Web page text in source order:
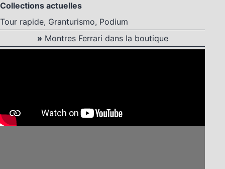
Collections actuelles
Tour rapide, Granturismo, Podium
» Montres Ferrari dans la boutique